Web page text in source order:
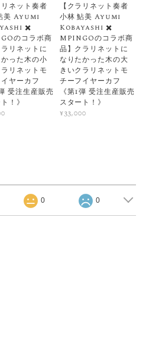
リネット奏者
美 Ayumi
✖️
のコラボ商
リネットに
った木の小
リネットモ
ヤーカフ
受注生産販売
！》
【クラリネット奏者
小林 鮎美 Ayumi
Kobayashi ✖️
MPINGOのコラボ商
品】クラリネットに
なりたかった木の大
きいクラリネットモ
チーフイヤーカフ
《第1弾 受注生産販売
スタート！》
¥33,000
0 0